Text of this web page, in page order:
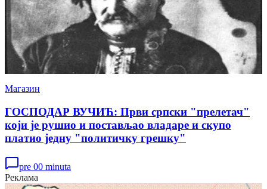
Магазин
ГОСПОДАР ВУЧИЋ: Први српски "прелетач"
који је рушио и постављао владаре и скупо
платио једну "политичку грешку"
pre 00 minuta
Реклама